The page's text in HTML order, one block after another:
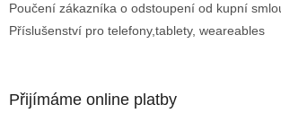
Poučení zákazníka o odstoupení od kupní
Příslušenství pro telefony,tablety, weareables
Přijímáme online platby